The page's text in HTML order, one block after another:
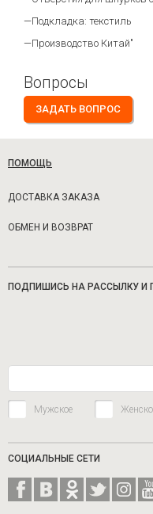
—Подкладка: текстиль
—Производство Китай"
Вопросы
ЗАДАТЬ ВОПРОС
ПОМОЩЬ
ДОСТАВКА ЗАКАЗА
ОБМЕН И ВОЗВРАТ
ПОДПИШИСЬ НА РАССЫЛКУ И
Мужское
СОЦИАЛЬНЫЕ СЕТИ